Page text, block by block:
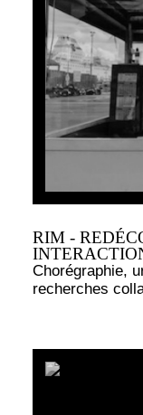
RIM -
Chorégraphie,
recherches